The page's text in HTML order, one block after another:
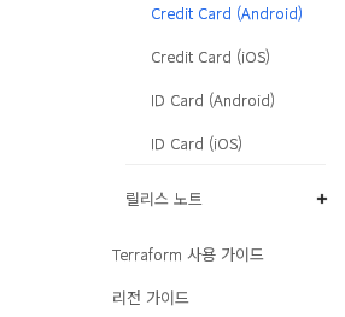
Credit Card (Android)
Credit Card (iOS)
ID Card (Android)
ID Card (iOS)
릴리스 노트
Terraform 사용 가이드
리전 가이드